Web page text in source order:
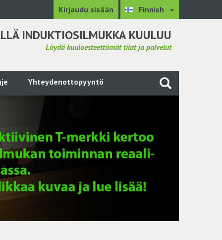
Kirjaudu sisään Finnish
INDUKTIOSILMUKKA KUULUU
Löydä kuuloesteettömät tilat ja palvelut
Yhteydenottopyyntö